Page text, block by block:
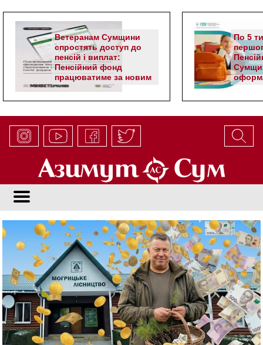
Ветеранам Сумщини
спростять доступ до
пенсій і виплат:
Пенсійний фонд
працюватиме за новим
алгоритмом
По 5